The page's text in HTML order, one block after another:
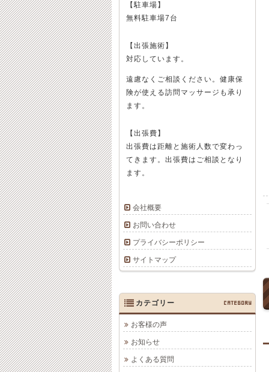
【駐車場】
無料駐車場7台
【出張施術】
対応しています。
遠慮なくご相談ください。健康保
険が使える訪問マッサージも承り
ます。
【出張費】
出張費は距離と施術人数で変わっ
てきます。出張費はご相談となり
ます。
会社概要
お問い合わせ
プライバシーポリシー
サイトマップ
カテゴリー CATEGORY
お客様の声
お知らせ
よくある質問